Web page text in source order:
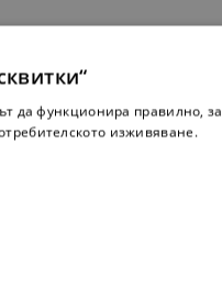
преглед!
да функционира правилно, за
изживяване.